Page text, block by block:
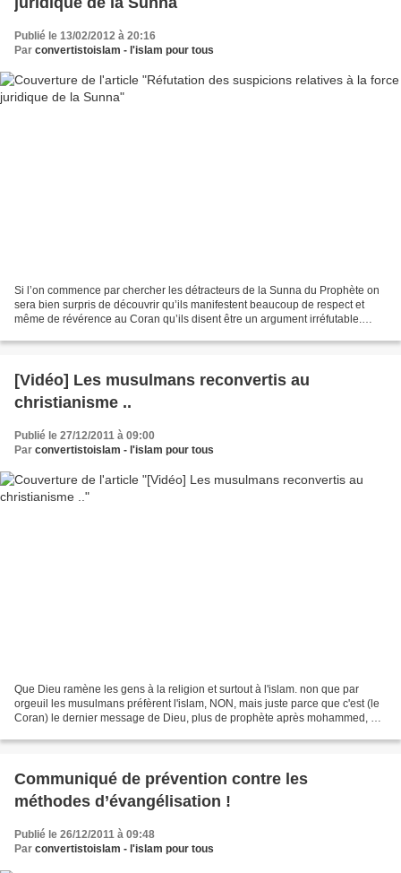
Publié le 13/02/2012 à 20:16
Par convertistoislam - l'islam pour tous
Si l’on commence par chercher les détracteurs de la Sunna du Prophète on
sera bien surpris de découvrir qu’ils manifestent beaucoup de respect et
même de révérence au Coran qu’ils disent être un argument irréfutable.
[Vidéo] Les musulmans reconvertis au
christianisme ..
Publié le 27/12/2011 à 09:00
Par convertistoislam - l'islam pour tous
Que Dieu ramène les gens à la religion et surtout à l'islam. non que par
orgeuil les musulmans préfèrent l'islam, NON, mais juste parce que c'est (le
Coran) le dernier message de Dieu, plus de prophète après mohammed, et
Communiqué de prévention contre les
méthodes d’évangélisation !
Publié le 26/12/2011 à 09:48
Par convertistoislam - l'islam pour tous